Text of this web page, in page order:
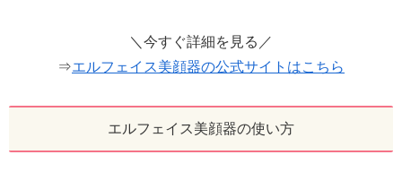
＼今すぐ詳細を見る／
⇒エルフェイス美顔器の公式サイトはこちら
エルフェイス美顔器の使い方